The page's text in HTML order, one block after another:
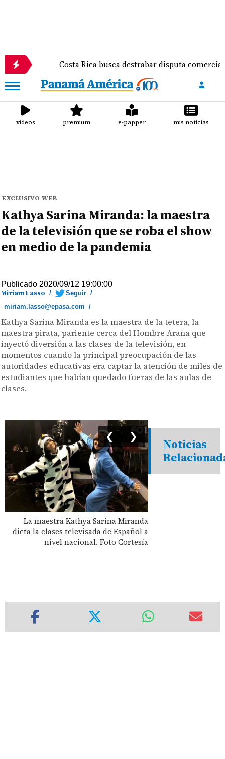
Costa Rica busca destrabar disputa comercial y frenar
videos premium e-papper mis noticias
EXCLUSIVO WEB
Kathya Sarina Miranda: la maestra
de la televisión que se roba el show
en medio de la pandemia
Publicado 2020/09/12 19:00:00
Miriam Lasso / Seguir /
miriam.lasso@epasa.com /
Kathya Sarina Miranda es la maestra de la tetera, la
maestra pirata, pariente cerca del Hombre Araña que
inyectó diversión a las clases de la televisión, en
momentos cuando la principal preocupación de las
autoridades educativas era captar la atención de miles de
estudiantes que habían quedado fueras de las aulas de
clases.
La maestra Kathya Sarina Miranda
dicta la clases televisada de Español a
nivel nacional. Foto Cortesía
❮ ❯
Noticias